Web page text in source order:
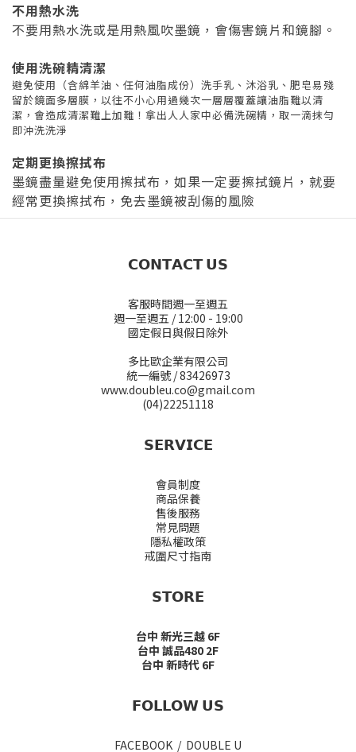
不用熱水洗
不要用熱水洗或是用熱風吹墨鏡，會傷害鏡片和鏡腳。
使用洗碗精清潔
避免使用（含綿羊油、任何油脂成份）洗手乳、沐浴乳、肥皂易殘
留於鏡面多層膜，以往不小心用過幾次一層層覆蓋讓油脂難以清
潔，會造成清潔難上加難！拿出人人家中必備洗碗精，取一滴抹勻
即沖洗洗淨
定期更換擦拭布
墨鏡盡量避免使用擦拭布，如果一定要擦拭鏡片，就要
經常更換擦拭布，免去墨鏡被刮傷的風險
𝗖𝗢𝗡𝗧𝗔𝗖𝗧 𝗨𝗦
客服時間週一至週五
週一至週五 / 12:00 - 19:00
國定假日與假日除外
多比歐企業有限公司
統一編號 / 83426973
www.doubleu.co@gmail.com
(04)22251118
𝗦𝗘𝗥𝗩𝗜𝗖𝗘
會員制度
商品保養
售後服務
常見問題
隱私權政策
戒圍尺寸指南
𝗦𝗧𝗢𝗥𝗘
台中 新光三越 6F
台中 誠品480 2F
台中 新時代 6F
𝗙𝗢𝗟𝗟𝗢𝗪 𝗨𝗦
FACEBOOK / DOUBLE U